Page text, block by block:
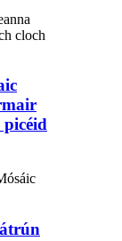
picéid